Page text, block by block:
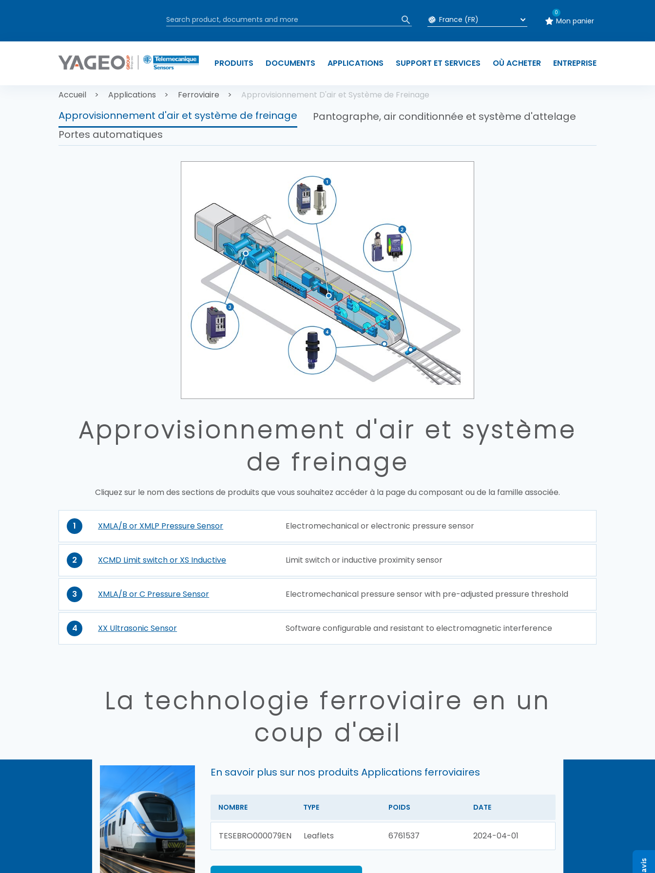
0
Mon panier
PRODUITS DOCUMENTS APPLICATIONS SUPPORT ET SERVICES OÙ ACHETER ENTREPRISE
Fil d'Ariane
Accueil Applications Ferroviaire Approvisionnement D'air et Système de Freinage
Approvisionnement d'air et système de freinage
Pantographe, air conditionnée et système d'attelage
Portes automatiques
Approvisionnement d'air et système
de freinage
Cliquez sur le nom des sections de produits que vous souhaitez accéder à la page du composant ou de la famille associée.
1 XMLA/B or XMLP Pressure Sensor Electromechanical or electronic pressure sensor
2 XCMD Limit switch or XS Inductive Limit switch or inductive proximity sensor
3 XMLA/B or C Pressure Sensor Electromechanical pressure sensor with pre-adjusted pressure threshold
4 XX Ultrasonic Sensor Software configurable and resistant to electromagnetic interference
La technologie ferroviaire en un
coup d'œil
En savoir plus sur nos produits Applications ferroviaires
NOMBRE TYPE POIDS DATE
TESEBRO000079EN Leaflets 6761537 2024-04-01